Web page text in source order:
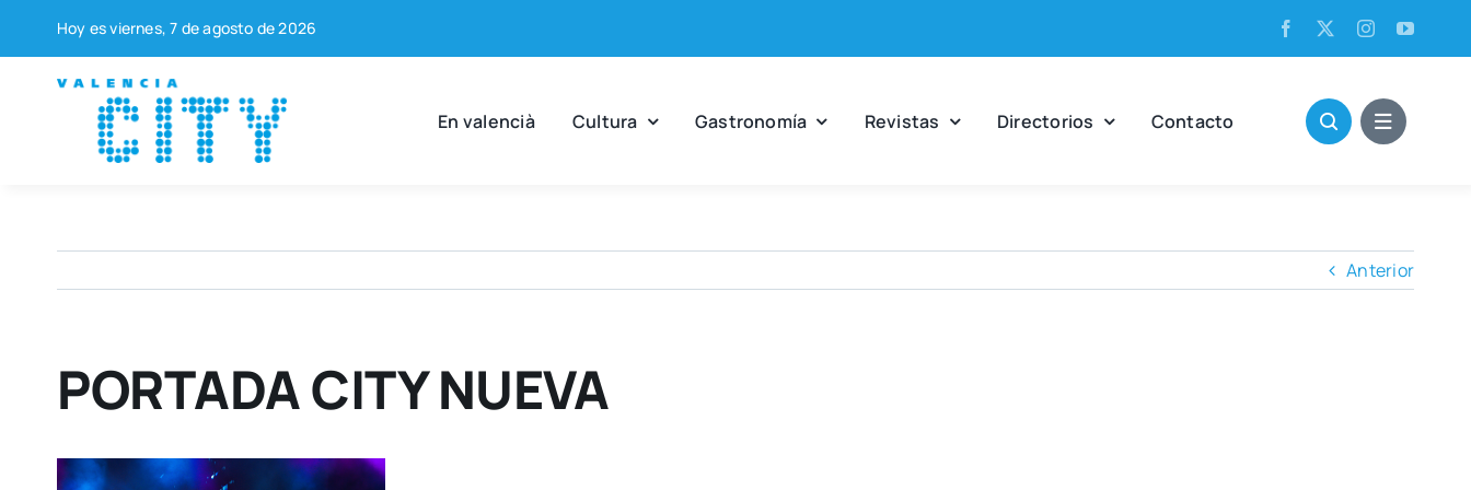
contenido
Hoy es vier­nes, 7 de agos­to de 2026
En valen­cià Cul­tu­ra Gas­tro­no­mía Revis­tas Direc­to­rios Con­tac­to
Anterior
PORTADA CITY NUEVA